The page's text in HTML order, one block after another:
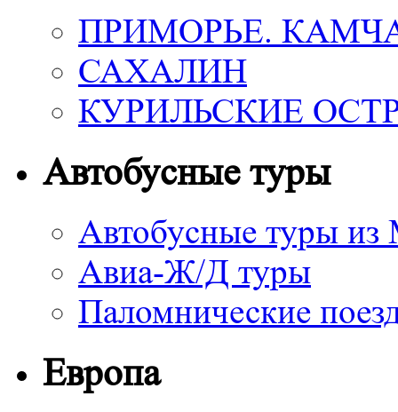
ПРИМОРЬЕ.
САХАЛИН
КУРИЛЬСКИЕ
Автобусные туры
Автобусные туры
Авиа-Ж/Д туры
Паломнические
Европа